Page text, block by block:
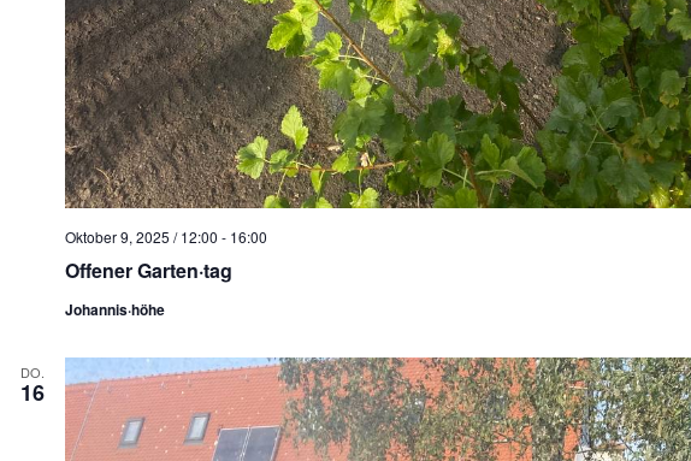
Offener Garten·tag
Oktober 9, 2025 / 12:00 - 16:00
Johannis·höhe
DO.
16